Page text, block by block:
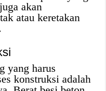
akan
atau keretakan
yang harus
konstruksi adalah